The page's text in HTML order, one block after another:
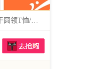
【HF专享】贵人鸟男速干圆领T恤/短裤